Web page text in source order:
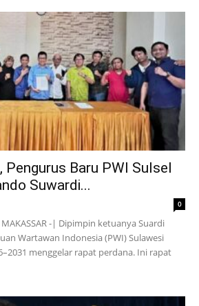
Pengurus Baru PWI Sulsel
Suwardi...
0
MAKASSAR -| Dipimpin ketuanya Suardi
Wartawan Indonesia (PWI) Sulawesi
menggelar rapat perdana. Ini rapat